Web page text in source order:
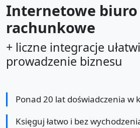
Internetowe biuro
rachunkowe
+ liczne integracje
prowadzenie biznesu
Ponad 20 lat doświadczenia w
Księguj łatwo i bez